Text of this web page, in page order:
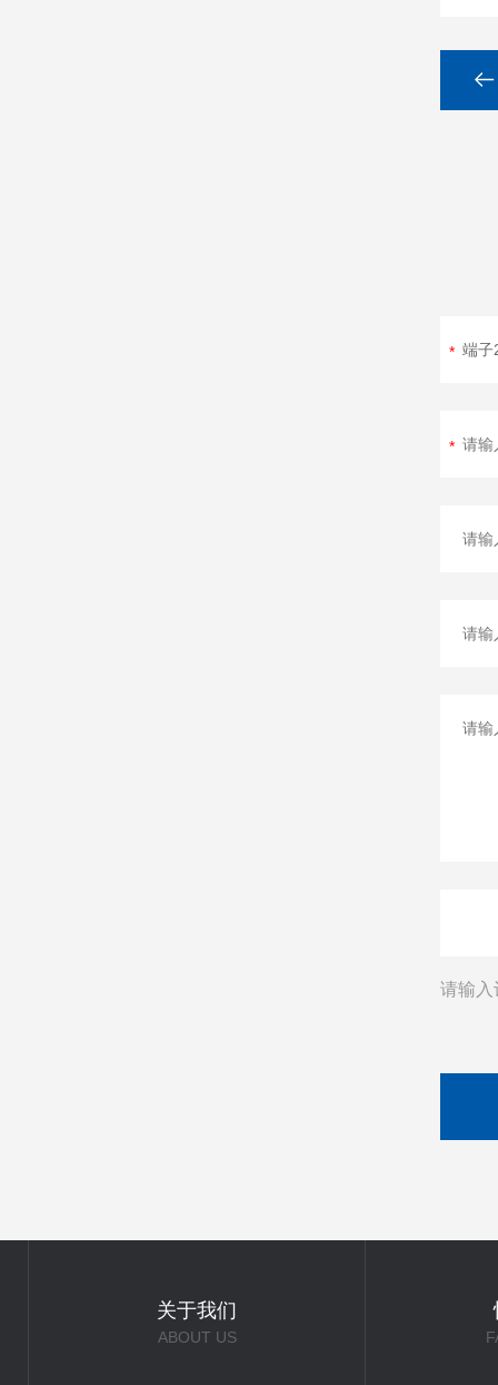
请输入
关于我们
ABOUT US